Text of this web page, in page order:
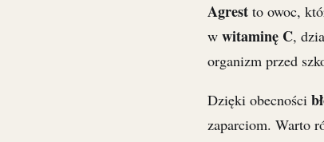
Agrestto owoc,
w witaminę C,
organizm przed
Dzięki obecności
zaparciom. Warto